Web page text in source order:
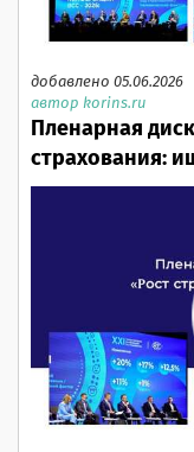
добавлено 05.06.2026
автор korins.ru
Пленарная
страхования: